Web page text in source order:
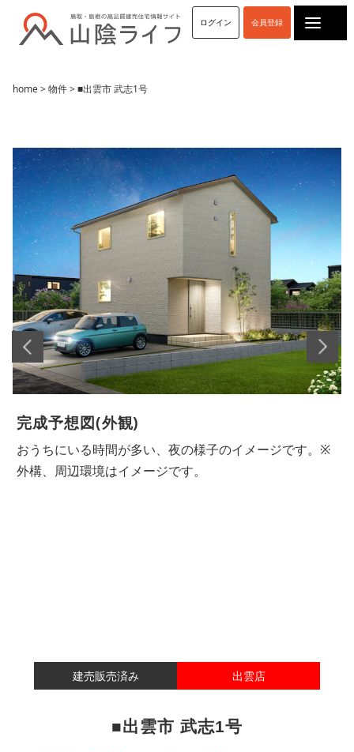
ログイン 会員登録
home>物件> ■出雲市 武志1号
完成予想図(外観)
おうちにいる時間が多い、夜の様子のイメージです。※
外構、周辺環境はイメージです。
建売販売済み 出雲店
■出雲市 武志1号